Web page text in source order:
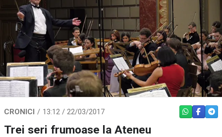
CRONICI 13:12 / 22/03/2017 WHATSAPP
Trei seri frumoase la Ateneu